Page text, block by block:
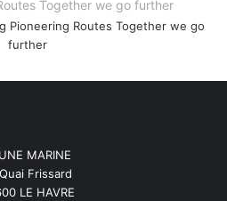
Together we go further
MARINE
Frissard
LE HAVRE